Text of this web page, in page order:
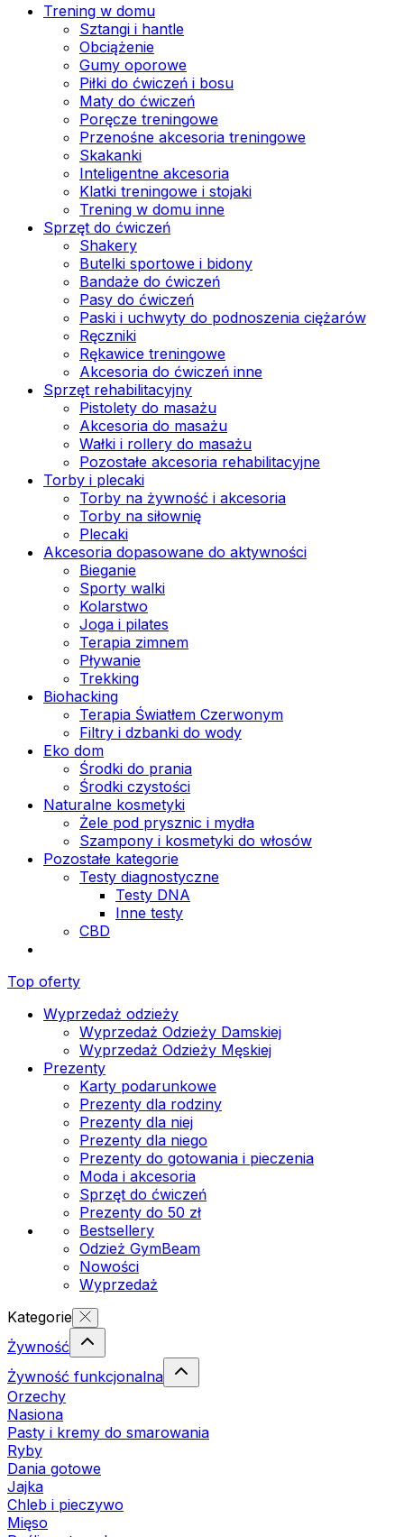
Trening w domu
Sztangi i hantle
Obciążenie
Gumy oporowe
Piłki do ćwiczeń i bosu
Maty do ćwiczeń
Poręcze treningowe
Przenośne akcesoria treningowe
Skakanki
Inteligentne akcesoria
Klatki treningowe i stojaki
Trening w domu inne
Sprzęt do ćwiczeń
Shakery
Butelki sportowe i bidony
Bandaże do ćwiczeń
Pasy do ćwiczeń
Paski i uchwyty do podnoszenia ciężarów
Ręczniki
Rękawice treningowe
Akcesoria do ćwiczeń inne
Sprzęt rehabilitacyjny
Pistolety do masażu
Akcesoria do masażu
Wałki i rollery do masażu
Pozostałe akcesoria rehabilitacyjne
Torby i plecaki
Torby na żywność i akcesoria
Torby na siłownię
Plecaki
Akcesoria dopasowane do aktywności
Bieganie
Sporty walki
Kolarstwo
Joga i pilates
Terapia zimnem
Pływanie
Trekking
Biohacking
Terapia Światłem Czerwonym
Filtry i dzbanki do wody
Eko dom
Środki do prania
Środki czystości
Naturalne kosmetyki
Żele pod prysznic i mydła
Szampony i kosmetyki do włosów
Pozostałe kategorie
Testy diagnostyczne
Testy DNA
Inne testy
CBD
Top oferty
Wyprzedaż odzieży
Wyprzedaż Odzieży Damskiej
Wyprzedaż Odzieży Męskiej
Prezenty
Karty podarunkowe
Prezenty dla rodziny
Prezenty dla niej
Prezenty dla niego
Prezenty do gotowania i pieczenia
Moda i akcesoria
Sprzęt do ćwiczeń
Prezenty do 50 zł
Bestsellery
Odzież GymBeam
Nowości
Wyprzedaż
Kategorie
Żywność
Żywność funkcjonalna
Orzechy
Nasiona
Pasty i kremy do smarowania
Ryby
Dania gotowe
Jajka
Chleb i pieczywo
Mięso